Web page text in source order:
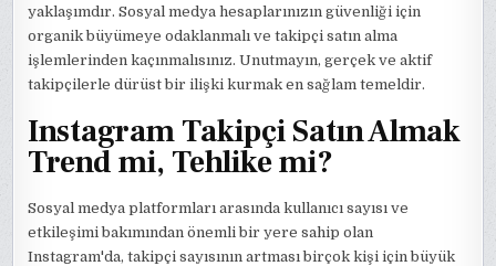
yaklaşımdır. Sosyal medya hesaplarınızın güvenliği için
organik büyümeye odaklanmalı ve takipçi satın alma
işlemlerinden kaçınmalısınız. Unutmayın, gerçek ve aktif
takipçilerle dürüst bir ilişki kurmak en sağlam temeldir.
Instagram Takipçi Satın Almak
Trend mi, Tehlike mi?
Sosyal medya platformları arasında kullanıcı sayısı ve
etkileşimi bakımından önemli bir yere sahip olan
Instagram'da, takipçi sayısının artması birçok kişi için büyük